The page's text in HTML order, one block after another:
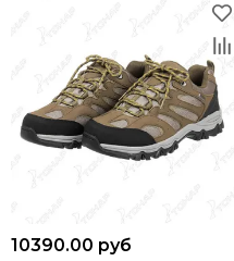
10390.00 руб